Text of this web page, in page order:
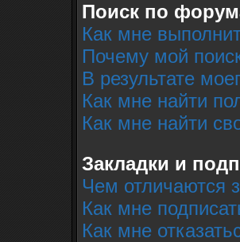
Поиск по
Как мне
Почему мой
В результате
Как мне найти
Как мне найти
Закладки и
Чем отличаются
Как мне
Как мне